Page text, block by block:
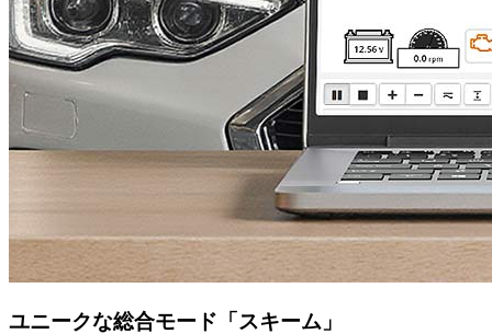
ユニークな総合モード「スキーム」